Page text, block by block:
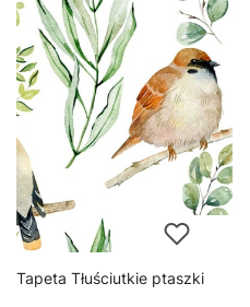
Tapeta Tłuściutkie ptaszki